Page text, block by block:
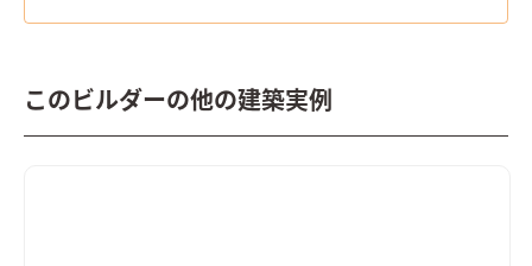
このビルダーの他の建築実例